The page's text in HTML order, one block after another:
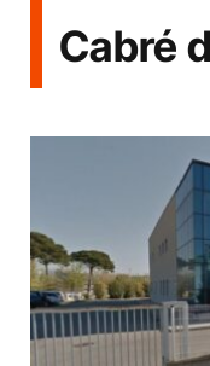
Cabré